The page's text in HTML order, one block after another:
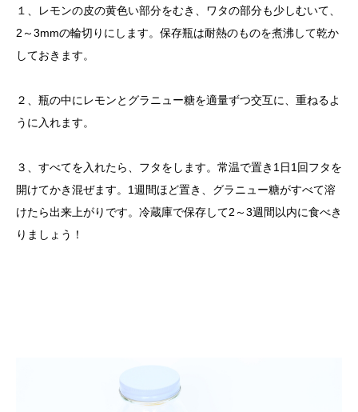
１、レモンの皮の黄色い部分をむき、ワタの部分も少しむいて、
2～3mmの輪切りにします。保存瓶は耐熱のものを煮沸して乾か
しておきます。
２、瓶の中にレモンとグラニュー糖を適量ずつ交互に、重ねるよ
うに入れます。
３、すべてを入れたら、フタをします。常温で置き1日1回フタを
開けてかき混ぜます。1週間ほど置き、グラニュー糖がすべて溶
けたら出来上がりです。冷蔵庫で保存して2～3週間以内に食べき
りましょう！